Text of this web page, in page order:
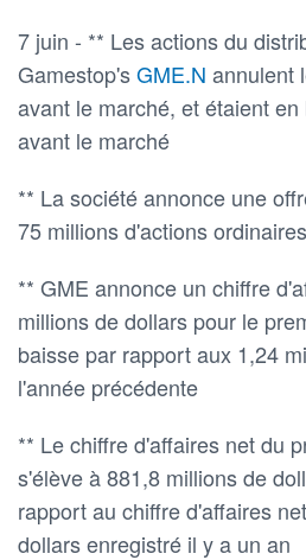
7 juin - ** Les actions du
Gamestop'sGME.N annulent
avant le marché, et étaient
avant le marché
** La société annonce une
75 millions d'actions ordinaires
** GME annonce un chiffre
millions de dollars pour le
baisse par rapport aux 1,24
l'année précédente
** Le chiffre d'affaires net du
s'élève à 881,8 millions de
rapport au chiffre d'affaires
dollars enregistré il y a un an